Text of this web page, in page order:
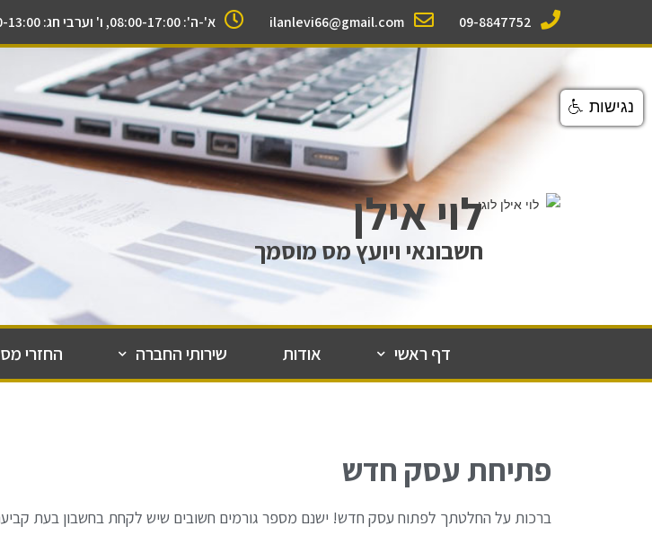
09-8847752
ilanlevi66@gmail.com א'-ה': 08:00-17:00, ו' וערבי חג: 08:00-13:00
לוי אילן
חשבונאי ויועץ מס מוסמך
דף ראשי אודות שירותי החברה החזרי מס
פתיחת עסק חדש
ברכות על החלטתך לפתוח עסק חדש! ישנם מספר גורמים חשובים שיש לקחת בחשבון בעת
נגישות